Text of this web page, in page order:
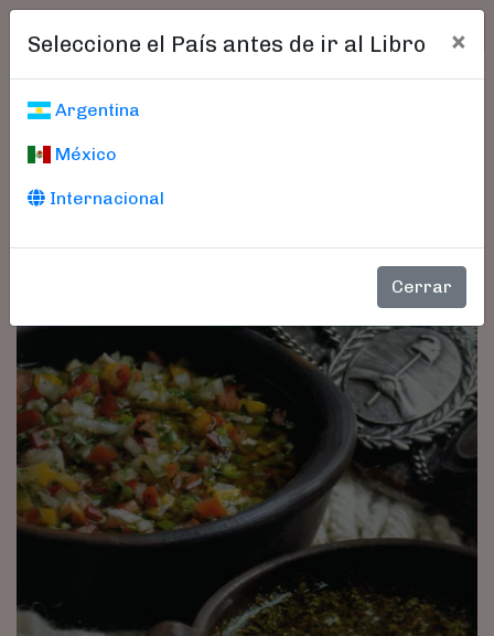
Seleccione el País antes de ir al Libro ×
Argentina
México
Internacional
Cerrar